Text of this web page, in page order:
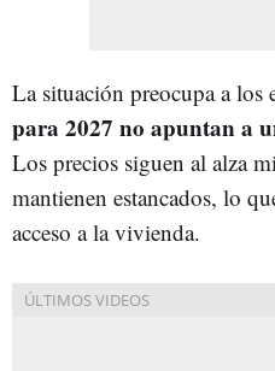
La situación preocupa a los
para 2027 no apuntan a
Los precios siguen al alza
mantienen estancados, lo
acceso a la vivienda.